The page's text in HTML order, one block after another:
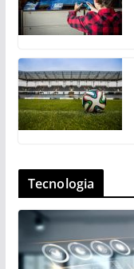
Tecnologia